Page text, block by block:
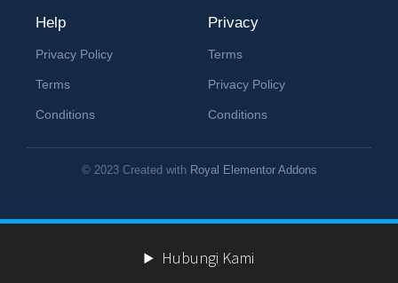
Help
Privacy Policy
Terms
Conditions
Privacy
Terms
Privacy Policy
Conditions
© 2023 Created with Royal Elementor Addons
Hubungi Kami